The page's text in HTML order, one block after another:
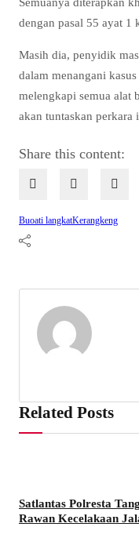
dengan pasal 55 ayat 1
Masih dia, penyidik
dalam menangani
melengkapi semua alat
akan tuntaskan perkara
Share this content:
Buoati langkatKerangkeng
Related Posts
Satlantas Polresta
Rawan Kecelakaan